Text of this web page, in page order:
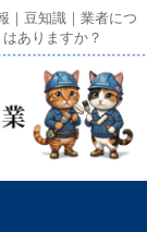
｜豆知識｜業者につ
ありますか？